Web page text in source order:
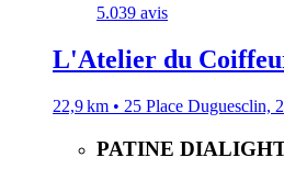
5.039 avis
L'Atelier du
22,9 km • 25 Place Duguesclin,
PATINE